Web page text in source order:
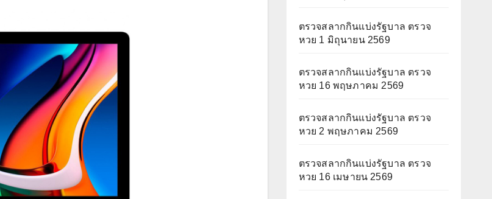
ตรวจสลากกินแบ่งรัฐบาล ตรวจ
หวย 1 มิถุนายน 2569
ตรวจสลากกินแบ่งรัฐบาล ตรวจ
หวย 16 พฤษภาคม 2569
ตรวจสลากกินแบ่งรัฐบาล ตรวจ
หวย 2 พฤษภาคม 2569
ตรวจสลากกินแบ่งรัฐบาล ตรวจ
หวย 16 เมษายน 2569